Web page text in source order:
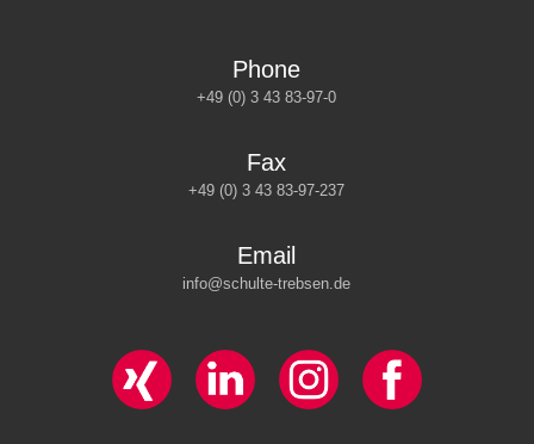
Phone
+49 (0) 3 43 83-97-0
Fax
+49 (0) 3 43 83-97-237
Email
info@schulte-trebsen.de